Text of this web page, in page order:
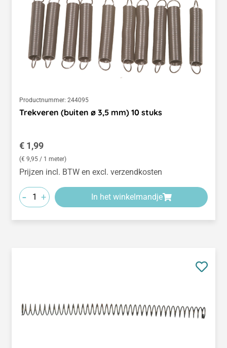
Productnummer: 244095
Trekveren (buiten ø 3,5 mm) 10 stuks
Normale prijs:
€ 1,99
(€ 9,95 / 1 meter)
Prijzen incl. BTW en excl. verzendkosten
- + In het winkelmandje